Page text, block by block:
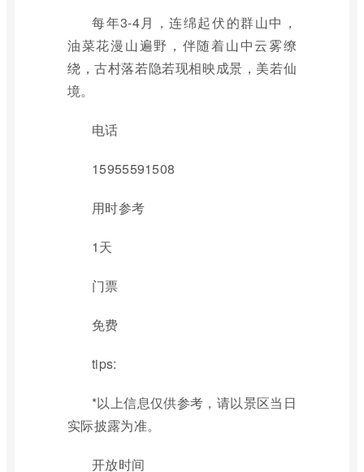
每年3-4月，连绵起伏的群山中，
油菜花漫山遍野，伴随着山中云雾缭
绕，古村落若隐若现相映成景，美若仙
境。
电话
15955591508
用时参考
1天
门票
免费
tips:
*以上信息仅供参考，请以景区当日
实际披露为准。
开放时间